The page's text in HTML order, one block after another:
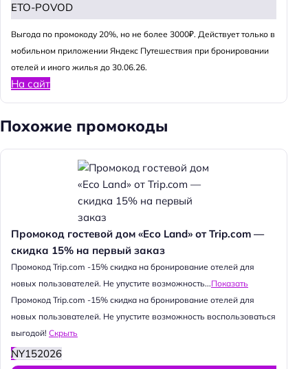
ETO-POVOD
Выгода по промокоду 20%, но не более 3000₽. Действует только в
мобильном приложении Яндекс Путешествия при бронировании
отелей и иного жилья до 30.06.26.
На сайт
Похожие промокоды
Промокод гостевой дом «Eco Land» от Trip.com —
скидка 15% на первый заказ
Промокод Trip.com -15% скидка на бронирование отелей для
новых пользователей. Не упустите возможность...Показать
Промокод Trip.com -15% скидка на бронирование отелей для
новых пользователей. Не упустите возможность воспользоваться
выгодой! Скрыть
NY152026